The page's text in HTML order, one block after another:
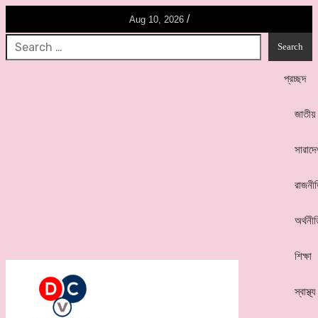
Aug 10, 2026 /
প্রচ্ছদ
জাতীয়
শিক্ষা
স্বাস্থ্য